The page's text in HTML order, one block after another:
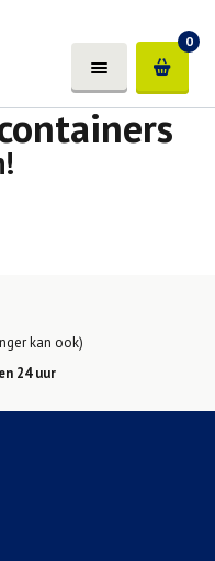
0
kan ook)
24 uur